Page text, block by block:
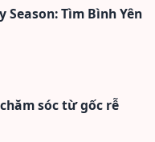
Tìm Bình Yên
sóc từ gốc rễ